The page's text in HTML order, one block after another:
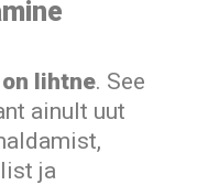
lihtne. See
ainult uut
ja